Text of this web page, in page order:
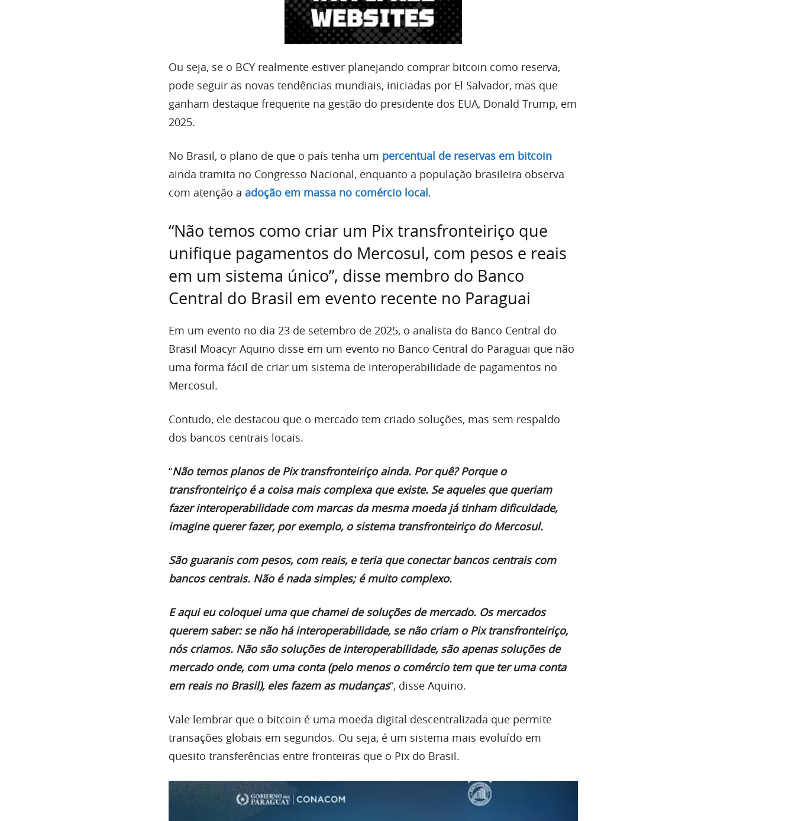
Ou seja, se o BCY realmente estiver planejando comprar bitcoin como reserva,
pode seguir as novas tendências mundiais, iniciadas por El Salvador, mas que
ganham destaque frequente na gestão do presidente dos EUA, Donald Trump, em
2025.
No Brasil, o plano de que o país tenha um percentual de reservas em bitcoin
ainda tramita no Congresso Nacional, enquanto a população brasileira observa
com atenção a adoção em massa no comércio local.
“Não temos como criar um Pix transfronteiriço que
unifique pagamentos do Mercosul, com pesos e reais
em um sistema único”, disse membro do Banco
Central do Brasil em evento recente no Paraguai
Em um evento no dia 23 de setembro de 2025, o analista do Banco Central do
Brasil Moacyr Aquino disse em um evento no Banco Central do Paraguai que não
uma forma fácil de criar um sistema de interoperabilidade de pagamentos no
Mercosul.
Contudo, ele destacou que o mercado tem criado soluções, mas sem respaldo
dos bancos centrais locais.
“Não temos planos de Pix transfronteiriço ainda. Por quê? Porque o
transfronteiriço é a coisa mais complexa que existe. Se aqueles que queriam
fazer interoperabilidade com marcas da mesma moeda já tinham dificuldade,
imagine querer fazer, por exemplo, o sistema transfronteiriço do Mercosul.
São guaranis com pesos, com reais, e teria que conectar bancos centrais com
bancos centrais. Não é nada simples; é muito complexo.
E aqui eu coloquei uma que chamei de soluções de mercado. Os mercados
querem saber: se não há interoperabilidade, se não criam o Pix transfronteiriço,
nós criamos. Não são soluções de interoperabilidade, são apenas soluções de
mercado onde, com uma conta (pelo menos o comércio tem que ter uma conta
em reais no Brasil), eles fazem as mudanças“, disse Aquino.
Vale lembrar que o bitcoin é uma moeda digital descentralizada que permite
transações globais em segundos. Ou seja, é um sistema mais evoluído em
quesito transferências entre fronteiras que o Pix do Brasil.